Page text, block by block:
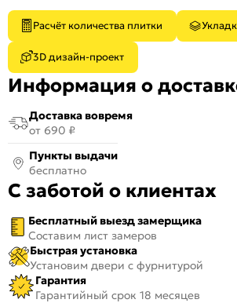
Расчёт количества плитки
3D дизайн-проект
Информация о
Доставка вовремя
от 690 ₽
Пункты выдачи
бесплатно
С заботой о клиентах
Бесплатный выезд замерщика
Составим лист замеров
Быстрая установка
Установим двери с фурнитурой
Гарантия
Гарантийный срок 18 месяцев